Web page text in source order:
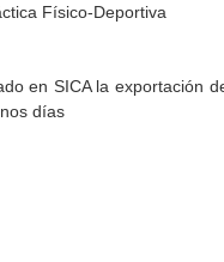
Físico-Deportiva
en SICA la
días